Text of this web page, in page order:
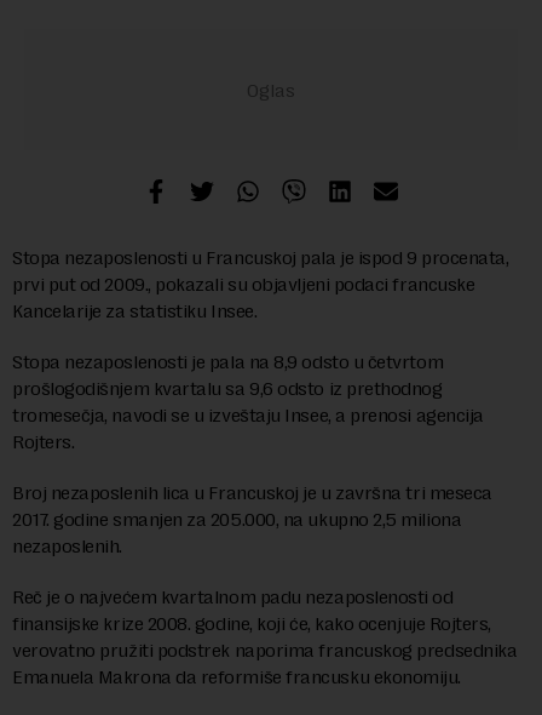
Stopa nezaposlenosti u Francuskoj pala je ispod 9 procenata,
prvi put od 2009., pokazali su objavljeni podaci francuske
Kancelarije za statistiku Insee.
Stopa nezaposlenosti je pala na 8,9 odsto u četvrtom
prošlogodišnjem kvartalu sa 9,6 odsto iz prethodnog
tromesečja, navodi se u izveštaju Insee, a prenosi agencija
Rojters.
Broj nezaposlenih lica u Francuskoj je u završna tri meseca
2017. godine smanjen za 205.000, na ukupno 2,5 miliona
nezaposlenih.
Reč je o najvećem kvartalnom padu nezaposlenosti od
finansijske krize 2008. godine, koji će, kako ocenjuje Rojters,
verovatno pružiti podstrek naporima francuskog predsednika
Emanuela Makrona da reformiše francusku ekonomiju.